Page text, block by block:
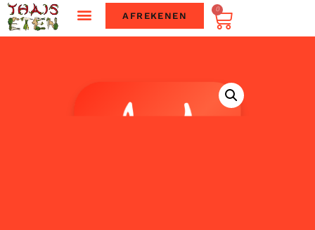
AFREKENEN
0